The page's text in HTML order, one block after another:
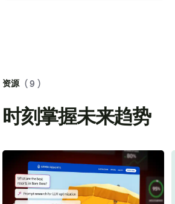
资源 ( 9 )
时刻掌握未来趋势